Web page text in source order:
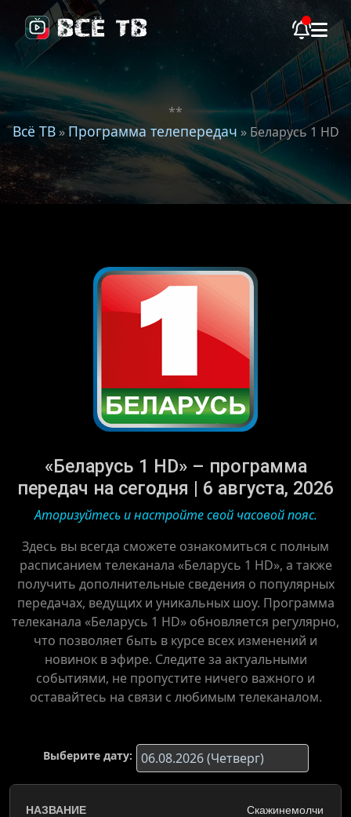
**
Всё ТВ»Программа телепередач » Беларусь 1 HD
«Беларусь 1 HD» – программа
передач на сегодня | 6 августа, 2026
Аторизуйтесь и настройте свой часовой пояс.
Здесь вы всегда сможете ознакомиться с полным
расписанием телеканала «Беларусь 1 HD», а также
получить дополнительные сведения о популярных
передачах, ведущих и уникальных шоу. Программа
телеканала «Беларусь 1 HD» обновляется регулярно,
что позволяет быть в курсе всех изменений и
новинок в эфире. Следите за актуальными
событиями, не пропустите ничего важного и
оставайтесь на связи с любимым телеканалом.
Выберите дату:
Скажинемолчи